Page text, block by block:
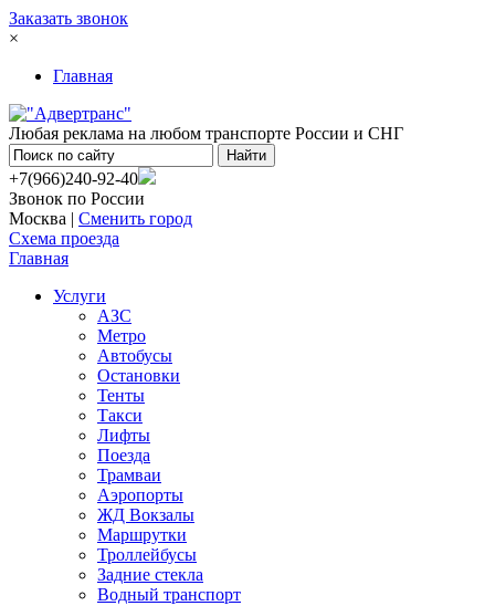
Заказать звонок
×
Главная
Любая реклама на любом транспорте России и СНГ
+7(966)240-92-40
Звонок по России
Москва | Сменить город
Схема проезда
Главная
Услуги
АЗС
Метро
Автобусы
Остановки
Тенты
Такси
Лифты
Поезда
Трамваи
Аэропорты
ЖД Вокзалы
Маршрутки
Троллейбусы
Задние стекла
Водный транспорт